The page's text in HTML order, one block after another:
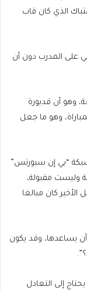
الذي كان قاب
على المدرب دون أن
وهو أن قديورة
وهو ما جعل
شبكة “بي إن سبورتس”
وليست مقبولة،
كان مبالغا
يساعدها، وقد يكون
إلى التعادل